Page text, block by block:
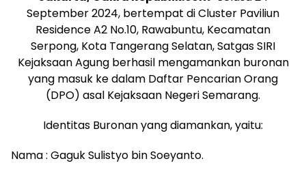
September 2024, bertempat di Cluster Paviliun
Residence A2 No.10, Rawabuntu, Kecamatan
Serpong, Kota Tangerang Selatan, Satgas SIRI
Kejaksaan Agung berhasil mengamankan buronan
yang masuk ke dalam Daftar Pencarian Orang
(DPO) asal Kejaksaan Negeri Semarang.
Identitas Buronan yang diamankan, yaitu:
Nama : Gaguk Sulistyo bin Soeyanto.